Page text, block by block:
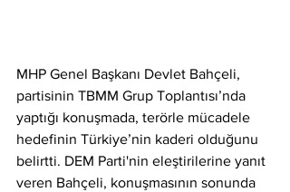
MHP Genel Başkanı Devlet Bahçeli,
partisinin TBMM Grup Toplantısı’nda
yaptığı konuşmada, terörle mücadele
hedefinin Türkiye’nin kaderi olduğunu
belirtti. DEM Parti'nin eleştirilerine yanıt
veren Bahçeli, konuşmasının sonunda